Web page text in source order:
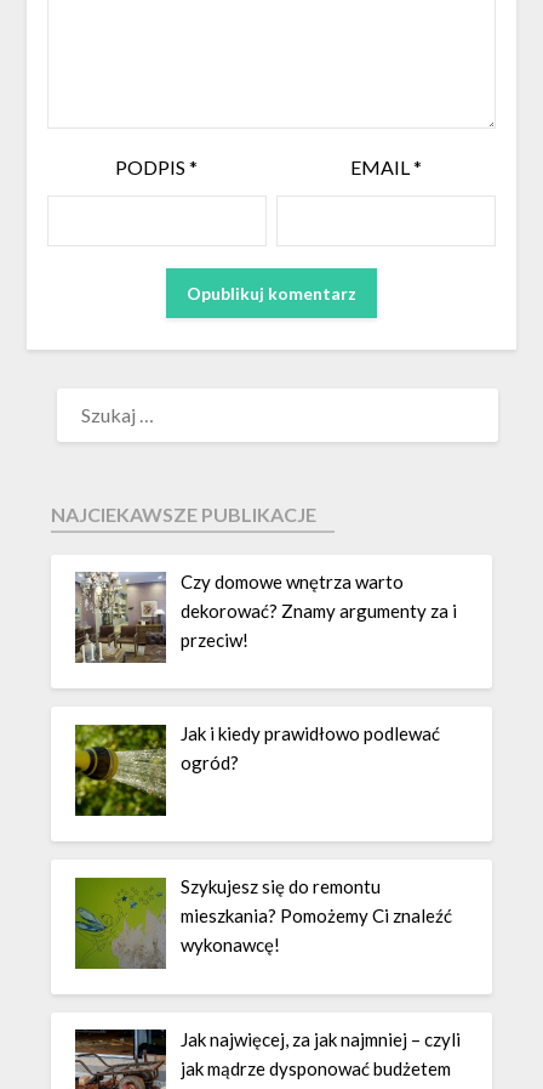
PODPIS* EMAIL*
NAJCIEKAWSZE PUBLIKACJE
Czy domowe wnętrza warto
dekorować? Znamy argumenty za i
przeciw!
Jak i kiedy prawidłowo podlewać
ogród?
Szykujesz się do remontu
mieszkania? Pomożemy Ci znaleźć
wykonawcę!
Jak najwięcej, za jak najmniej – czyli
jak mądrze dysponować budżetem